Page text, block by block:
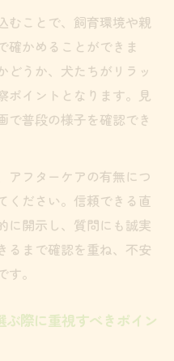
むことで、飼育環境や親
確かめることができま
どうか、犬たちがリラッ
ポイントとなります。見
で普段の様子を確認でき
アフターケアの有無につ
ください。信頼できる直
に開示し、質問にも誠実
るまで確認を重ね、不安
。
ぶ際に重視すべきポイン